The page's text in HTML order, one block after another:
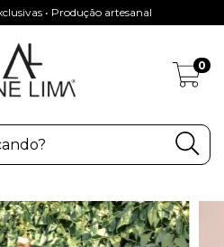
• Produção artesanal
0